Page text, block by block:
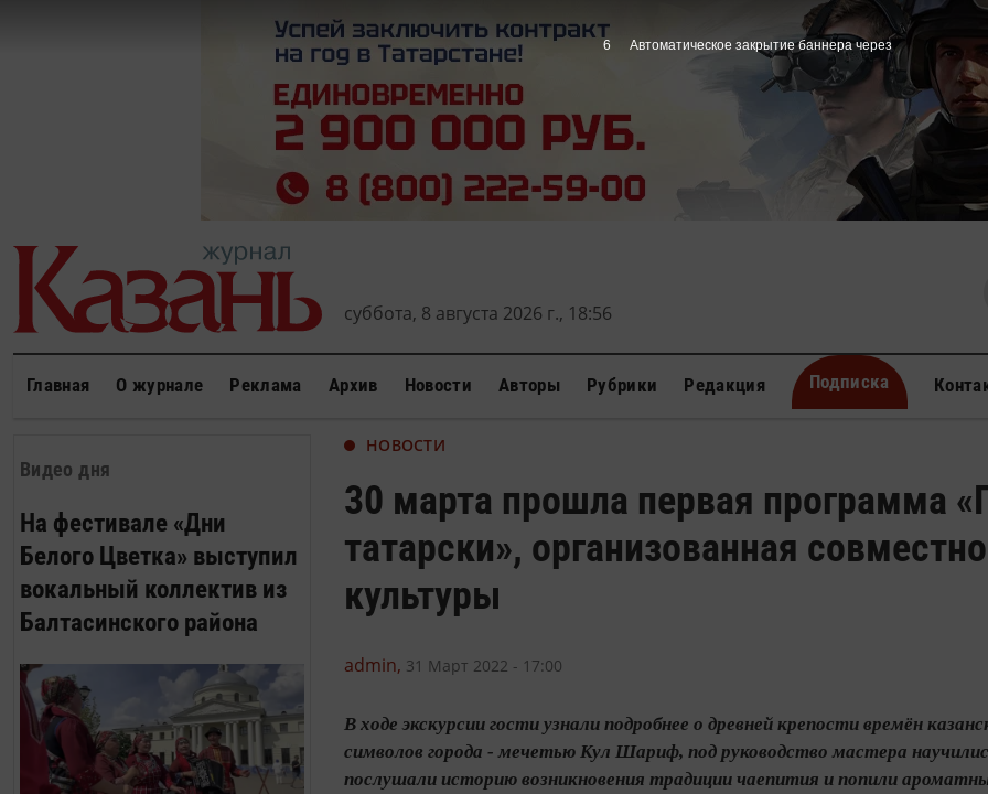
суббота, 8 августа 2026 г., 18:56
Главная О журнале Реклама Архив Новости Авторы Рубрики Редакция Подписка
Видео дня
На фестивале «Дни
Белого Цветка» выступил
вокальный коллектив из
Балтасинского района
НОВОСТИ
30 марта прошла первая программа
татарски», организованная
культуры
admin, 31 Март 2022 - 17:00
В ходе экскурсии гости узнали подробнее о древней крепости времён
символов города - мечетью Кул Шариф, под руководство мастера
послушали историю возникновения традиции чаепития и попили
5 Автоматическое закрытие баннера через